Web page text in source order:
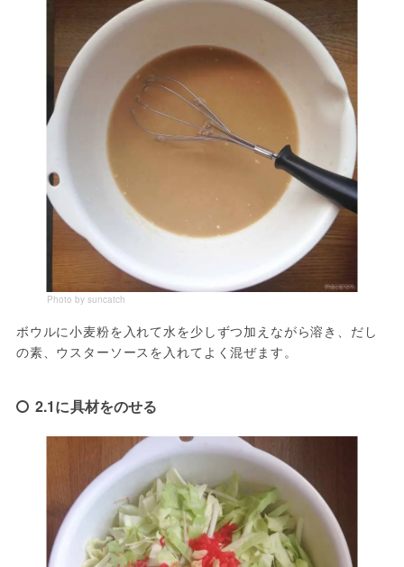
Photo by suncatch
ボウルに小麦粉を入れて水を少しずつ加えながら溶き、だし
の素、ウスターソースを入れてよく混ぜます。
2.1に具材をのせる